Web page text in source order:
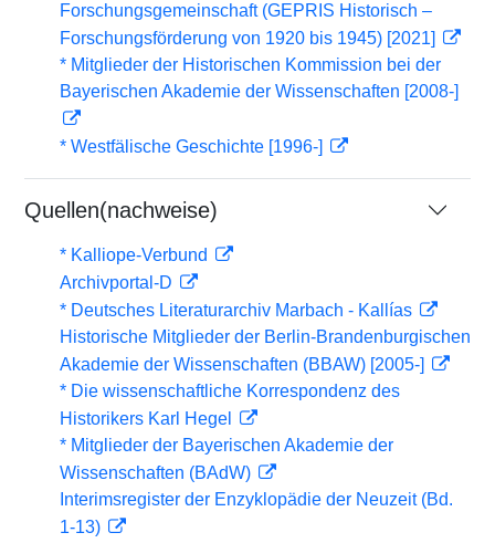
Forschungsgemeinschaft (GEPRIS Historisch –
Forschungsförderung von 1920 bis 1945) [2021]
* Mitglieder der Historischen Kommission bei der
Bayerischen Akademie der Wissenschaften [2008-]
* Westfälische Geschichte [1996-]
Quellen(nachweise)
* Kalliope-Verbund
Archivportal-D
* Deutsches Literaturarchiv Marbach - Kallías
Historische Mitglieder der Berlin-Brandenburgischen
Akademie der Wissenschaften (BBAW) [2005-]
* Die wissenschaftliche Korrespondenz des
Historikers Karl Hegel
* Mitglieder der Bayerischen Akademie der
Wissenschaften (BAdW)
Interimsregister der Enzyklopädie der Neuzeit (Bd.
1-13)